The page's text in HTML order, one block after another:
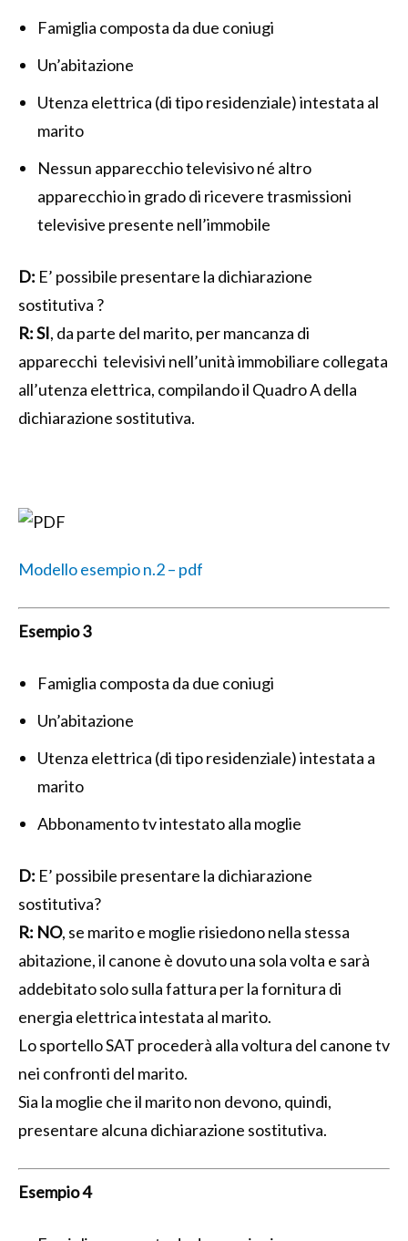
Famiglia composta da due coniugi
Un’abitazione
Utenza elettrica (di tipo residenziale) intestata al
marito
Nessun apparecchio televisivo né altro
apparecchio in grado di ricevere trasmissioni
televisive presente nell’immobile
D: E’ possibile presentare la dichiarazione
sostitutiva ?
R:SI, da parte del marito, per mancanza di
apparecchi televisivi nell’unità immobiliare collegata
all’utenza elettrica, compilando il Quadro A della
dichiarazione sostitutiva.
Modello esempio n.2 – pdf
Esempio 3
Famiglia composta da due coniugi
Un’abitazione
Utenza elettrica (di tipo residenziale) intestata a
marito
Abbonamento tv intestato alla moglie
D: E’ possibile presentare la dichiarazione
sostitutiva?
R: NO, se marito e moglie risiedono nella stessa
abitazione, il canone è dovuto una sola volta e sarà
addebitato solo sulla fattura per la fornitura di
energia elettrica intestata al marito.
Lo sportello SAT procederà alla voltura del canone tv
nei confronti del marito.
Sia la moglie che il marito non devono, quindi,
presentare alcuna dichiarazione sostitutiva.
Esempio 4